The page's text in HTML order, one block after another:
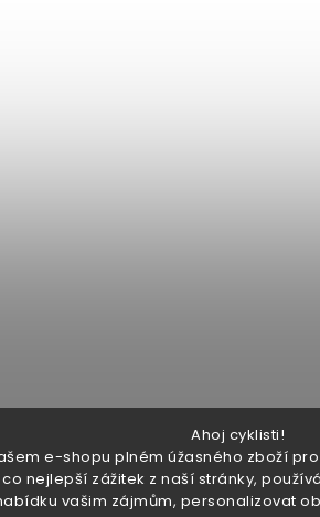
Ahoj cyklisti!
e-shopu plném úžasného zboží
nejlepší zážitek z naší stránky,
vašim zájmům, personalizovat